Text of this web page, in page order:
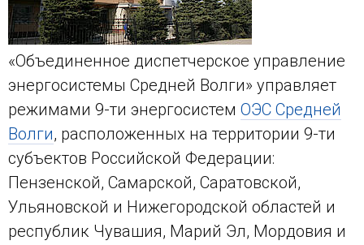
«Объединенное диспетчерское управление
энергосистемы Средней Волги» управляет
режимами 9-ти энергосистем ОЭС Средней
Волги, расположенных на территории 9-ти
субъектов Российской Федерации:
Пензенской, Самарской, Саратовской,
Ульяновской и Нижегородской областей и
республик Чувашия, Марий Эл, Мордовия и